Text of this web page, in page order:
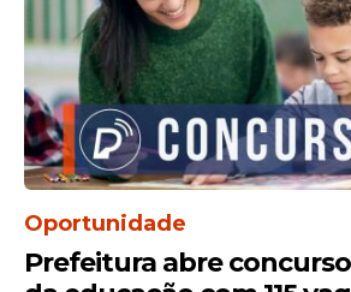
Etapas da
Aseleçãodos candidatos
Oportunidade
Prefeitura abre